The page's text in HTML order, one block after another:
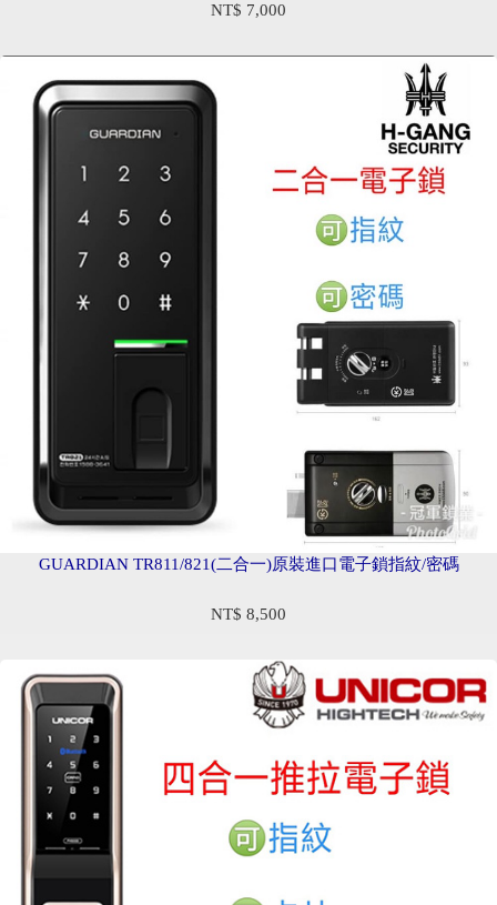
NT$ 7,000
GUARDIAN TR811/821(二合一)原裝進口電子鎖指紋/密碼
NT$ 8,500